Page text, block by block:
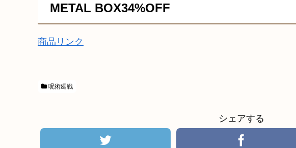
METAL BOX34%OFF
商品リンク
呪術廻戦
シェアする